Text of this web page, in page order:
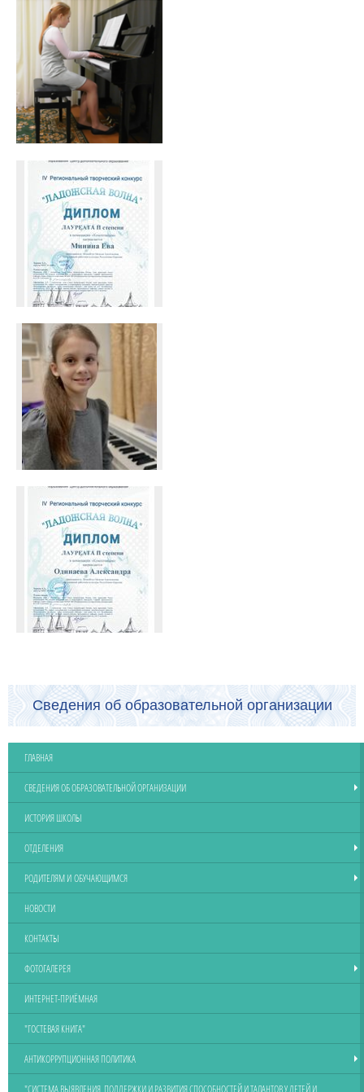
Сведения об образовательной организации
ГЛАВНАЯ
СВЕДЕНИЯ ОБ ОБРАЗОВАТЕЛЬНОЙ ОРГАНИЗАЦИИ
ИСТОРИЯ ШКОЛЫ
ОТДЕЛЕНИЯ
РОДИТЕЛЯМ И ОБУЧАЮЩИМСЯ
НОВОСТИ
КОНТАКТЫ
ФОТОГАЛЕРЕЯ
ИНТЕРНЕТ-ПРИЁМНАЯ
"ГОСТЕВАЯ КНИГА"
АНТИКОРРУПЦИОННАЯ ПОЛИТИКА